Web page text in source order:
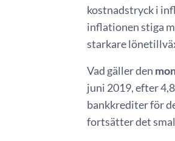
kostnadstryck i
inflationen stiga
starkare
Vad gäller den
juni 2019, efter
bankkrediter för
fortsätter det